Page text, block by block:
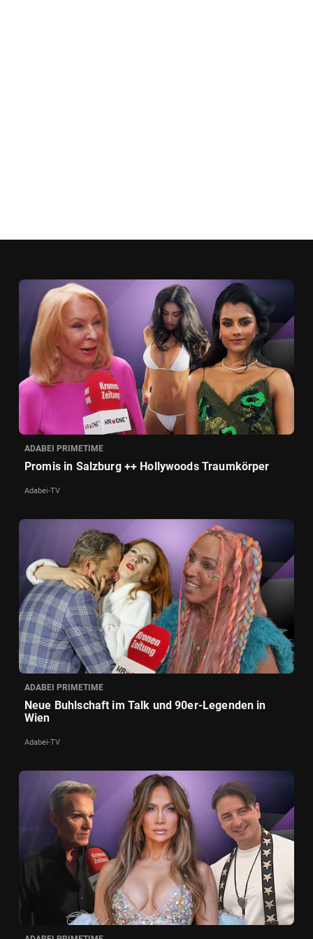
ADABEI PRIMETIME
Promis in Salzburg ++ Hollywoods Traumkörper
Adabei-TV
ADABEI PRIMETIME
Neue Buhlschaft im Talk und 90er-Legenden in
Wien
Adabei-TV